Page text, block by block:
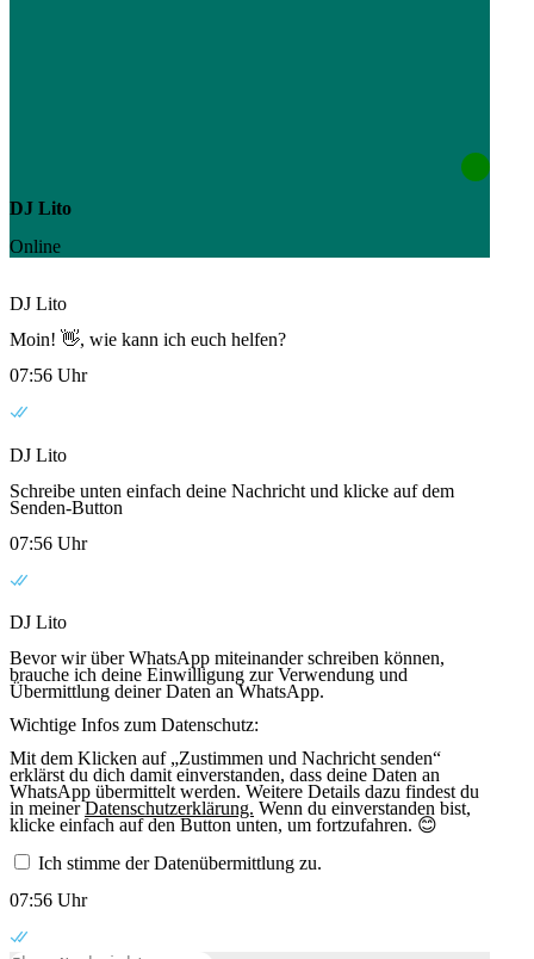
DJ Lito
Online
DJ Lito
Moin! 👋, wie kann ich euch helfen?
07:56 Uhr
DJ Lito
Schreibe unten einfach deine Nachricht und klicke auf dem
Senden-Button
07:56 Uhr
DJ Lito
Bevor wir über WhatsApp miteinander schreiben können,
brauche ich deine Einwilligung zur Verwendung und
Übermittlung deiner Daten an WhatsApp.
Wichtige Infos zum Datenschutz:
Mit dem Klicken auf „Zustimmen und Nachricht senden“
erklärst du dich damit einverstanden, dass deine Daten an
WhatsApp übermittelt werden. Weitere Details dazu findest du
in meinerDatenschutzerklärung. Wenn du einverstanden bist,
klicke einfach auf den Button unten, um fortzufahren. 😊
Ich stimme der Datenübermittlung zu.
07:56 Uhr